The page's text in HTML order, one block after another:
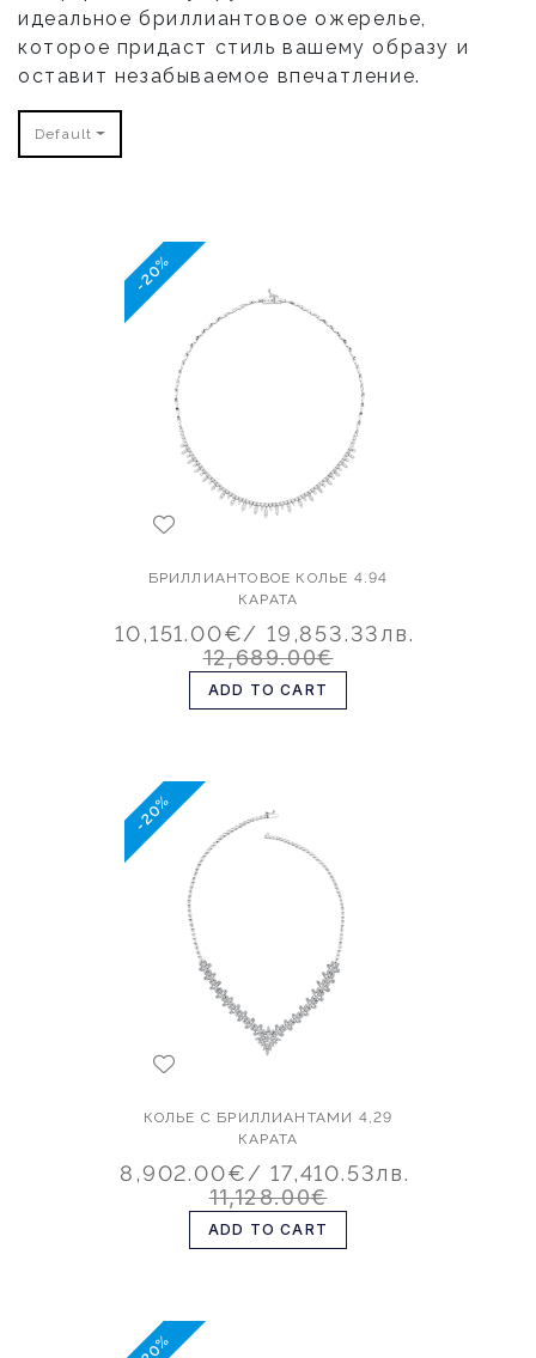
идеальное бриллиантовое ожерелье,
которое придаст стиль вашему образу и
оставит незабываемое впечатление.
Default
-20%
БРИЛЛИАНТОВОЕ КОЛЬЕ 4.94
КАРАТА
10,151.00€/ 19,853.33лв.
12,689.00€
ADD TO CART
-20%
КОЛЬЕ С БРИЛЛИАНТАМИ 4,29
КАРАТА
8,902.00€/ 17,410.53лв.
11,128.00€
ADD TO CART